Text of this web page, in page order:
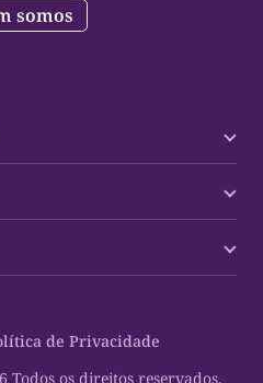
somos
Todos os direitos reservados.
de Privacidade